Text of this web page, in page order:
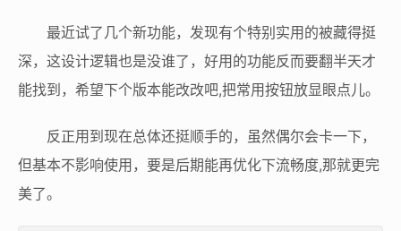
最近试了几个新功能，发现有个特别实用的被藏得挺
深，这设计逻辑也是没谁了，好用的功能反而要翻半天才
能找到，希望下个版本能改改吧,把常用按钮放显眼点儿。
反正用到现在总体还挺顺手的，虽然偶尔会卡一下，
但基本不影响使用，要是后期能再优化下流畅度,那就更完
美了。